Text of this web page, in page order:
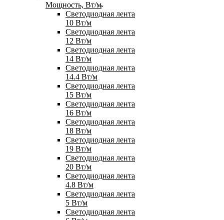
Мощность, Вт/м
Светодиодная лента
10 Вт/м
Светодиодная лента
12 Вт/м
Светодиодная лента
14 Вт/м
Светодиодная лента
14.4 Вт/м
Светодиодная лента
15 Вт/м
Светодиодная лента
16 Вт/м
Светодиодная лента
18 Вт/м
Светодиодная лента
19 Вт/м
Светодиодная лента
20 Вт/м
Светодиодная лента
4.8 Вт/м
Светодиодная лента
5 Вт/м
Светодиодная лента